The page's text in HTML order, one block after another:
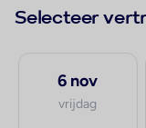
Selecteer
6 nov
vrijdag